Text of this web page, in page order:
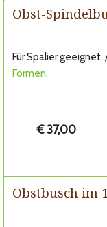
Obst-
Für Spalier
Formen.
€ 37,00
Obstbusch im